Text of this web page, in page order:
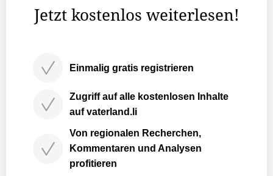
Jetzt kostenlos weiterlesen!
Einmalig gratis registrieren
Zugriff auf alle kostenlosen Inhalte
auf vaterland.li
Von regionalen Recherchen,
Kommentaren und Analysen
profitieren